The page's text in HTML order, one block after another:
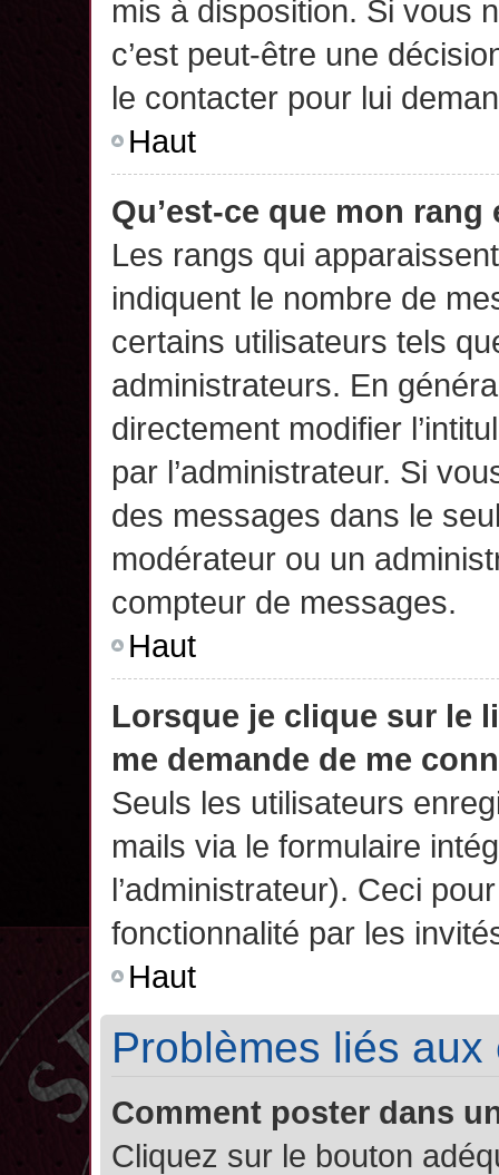
mis à disposition. Si vous
c’est peut-être une
le contacter pour lui
Haut
Qu’est-ce que mon
Les rangs qui
indiquent le nombre de
certains utilisateurs tels
administrateurs. En
directement modifier
par l’administrateur. Si
des messages dans le
modérateur ou un
compteur de messages.
Haut
Lorsque je clique sur le
me demande de me
Seuls les utilisateurs
mails via le formulaire
l’administrateur). Ceci
fonctionnalité par les
Haut
Problèmes liés
Comment poster dans
Cliquez sur le bouton